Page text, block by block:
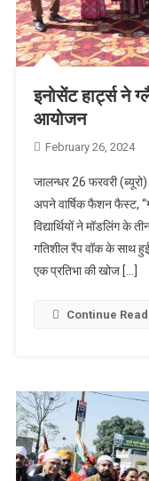
इनोसेंट हार्ट्स ने
आयोजन
February 26, 2024
जालन्धर 26 फरवरी
अपने वार्षिक फैशन फैस्ट,
विद्यार्थियों ने मॉडलिंग
गतिशील रैंप वॉक के साथ
एक प्रतिभा की खोज […]
Continue